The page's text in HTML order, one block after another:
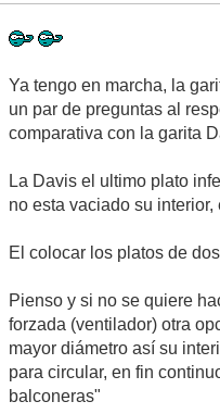
Ya tengo en marcha, la
un par de preguntas al
comparativa con la garita
La Davis el ultimo plato
no esta vaciado su
El colocar los platos de
Pienso y si no se quiere
forzada (ventilador) otra
mayor diámetro así su
para circular, en fin
balconeras"